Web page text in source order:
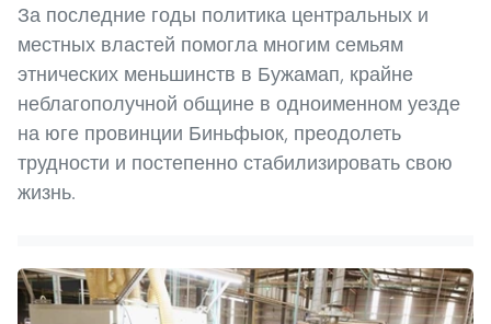
За последние годы политика центральных и
местных властей помогла многим семьям
этнических меньшинств в Бужамап, крайне
неблагополучной общине в одноименном уезде
на юге провинции Биньфыок, преодолеть
трудности и постепенно стабилизировать свою
жизнь.